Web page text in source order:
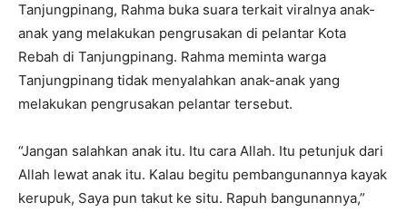
Tanjungpinang, Rahma buka suara terkait viralnya anak-
anak yang melakukan pengrusakan di pelantar Kota
Rebah di Tanjungpinang. Rahma meminta warga
Tanjungpinang tidak menyalahkan anak-anak yang
melakukan pengrusakan pelantar tersebut.
“Jangan salahkan anak itu. Itu cara Allah. Itu petunjuk dari
Allah lewat anak itu. Kalau begitu pembangunannya kayak
kerupuk, Saya pun takut ke situ. Rapuh bangunannya,”